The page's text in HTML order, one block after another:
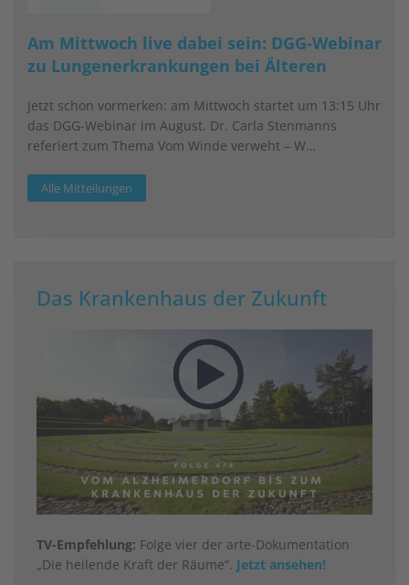
Am Mittwoch live dabei sein: DGG-Webinar
zu Lungenerkrankungen bei Älteren
Jetzt schon vormerken: am Mittwoch startet um 13:15 Uhr
das DGG-Webinar im August. Dr. Carla Stenmanns
referiert zum Thema Vom Winde verweht – W…
Alle Mitteilungen
Das Krankenhaus der Zukunft
TV-Empfehlung: Folge vier der arte-Dokumentation
„Die heilende Kraft der Räume“. Jetzt ansehen!